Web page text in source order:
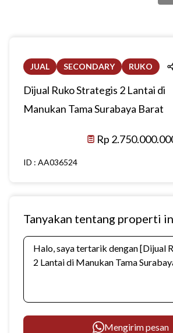
JUAL SECONDARY RUKO
Dijual Ruko Strategis 2 Lantai di
Manukan Tama Surabaya Barat
Rp
ID : AA036524
Tanyakan tentang properti
Mengirim pesan